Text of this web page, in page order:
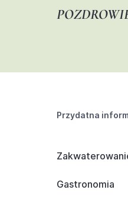
Przydatna
Gastronomia